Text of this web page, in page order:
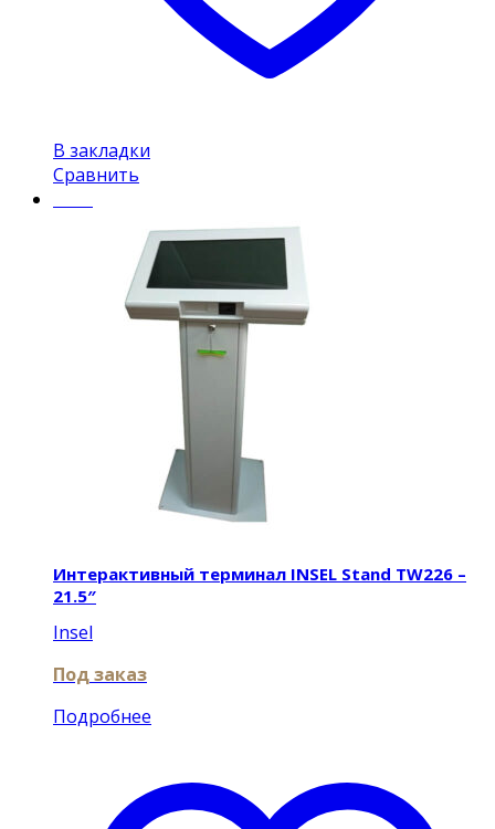
В закладки
Сравнить
Интерактивный терминал INSEL Stand TW226 –
21.5″
Insel
Под заказ
Подробнее